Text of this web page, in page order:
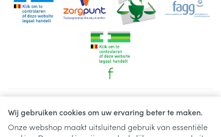
Wij gebruiken cookies om uw ervaring beter te maken.
Onze webshop maakt uitsluitend gebruik van essentiële
Juridische links